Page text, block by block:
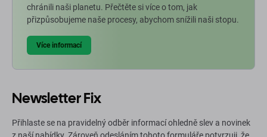
chránili naši planetu. Přečtěte si více o tom, jak
přizpůsobujeme naše procesy, abychom snížili naši stopu.
Více informací
Newsletter Fix
Přihlaste se na pravidelný odběr informací ohledně slev a novinek
z naší nabídky. Zároveň odesláním tohoto formuláře potvrzuji, že